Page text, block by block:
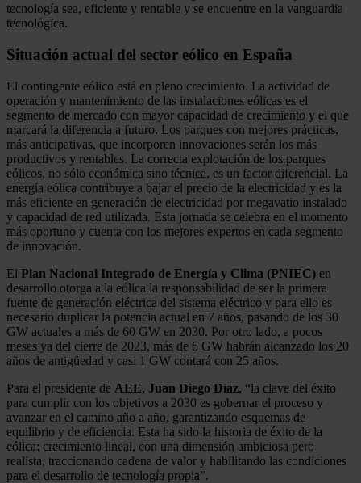
tecnología sea, eficiente y rentable y se encuentre en la vanguardia
tecnológica.
Situación actual del sector eólico en España
El contingente eólico está en pleno crecimiento. La actividad de
operación y mantenimiento de las instalaciones eólicas es el
segmento de mercado con mayor capacidad de crecimiento y el que
marcará la diferencia a futuro. Los parques con mejores prácticas,
más anticipativas, que incorporen innovaciones serán los más
productivos y rentables. La correcta explotación de los parques
eólicos, no sólo económica sino técnica, es un factor diferencial. La
energía eólica contribuye a bajar el precio de la electricidad y es la
más eficiente en generación de electricidad por megavatio instalado
y capacidad de red utilizada. Esta jornada se celebra en el momento
más oportuno y cuenta con los mejores expertos en cada segmento
de innovación.
El Plan Nacional Integrado de Energía y Clima (PNIEC) en
desarrollo otorga a la eólica la responsabilidad de ser la primera
fuente de generación eléctrica del sistema eléctrico y para ello es
necesario duplicar la potencia actual en 7 años, pasando de los 30
GW actuales a más de 60 GW en 2030. Por otro lado, a pocos
meses ya del cierre de 2023, más de 6 GW habrán alcanzado los 20
años de antigüedad y casi 1 GW contará con 25 años.
Para el presidente de AEE, Juan Diego Díaz, “la clave del éxito
para cumplir con los objetivos a 2030 es gobernar el proceso y
avanzar en el camino año a año, garantizando esquemas de
equilibrio y de eficiencia. Esta ha sido la historia de éxito de la
eólica: crecimiento lineal, con una dimensión ambiciosa pero
realista, traccionando cadena de valor y habilitando las condiciones
para el desarrollo de tecnología propia”.